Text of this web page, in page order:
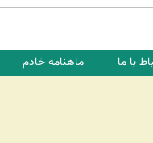
با ما ماهنامه خادم